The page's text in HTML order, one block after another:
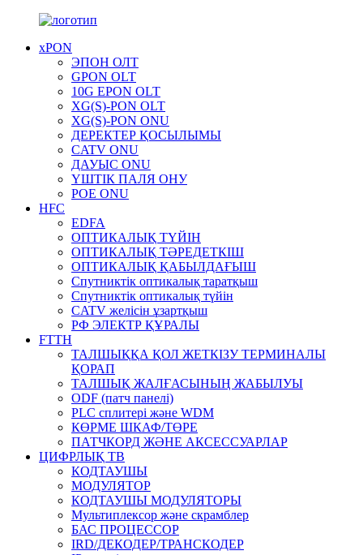
xPON
ЭПОН ОЛТ
GPON OLT
10G EPON OLT
XG(S)-PON OLT
XG(S)-PON ONU
ДЕРЕКТЕР ҚОСЫЛЫМЫ
CATV ONU
ДАУЫС ONU
ҮШТІК ПАЛЯ ОНУ
POE ONU
HFC
EDFA
ОПТИКАЛЫҚ ТҮЙІН
ОПТИКАЛЫҚ ТӘРЕДЕТКІШ
ОПТИКАЛЫҚ ҚАБЫЛДАҒЫШ
Спутниктік оптикалық таратқыш
Спутниктік оптикалық түйін
CATV желісін ұзартқыш
РФ ЭЛЕКТР ҚҰРАЛЫ
FTTH
ТАЛШЫҚҚА ҚОЛ ЖЕТКІЗУ ТЕРМИНАЛЫ
ҚОРАП
ТАЛШЫҚ ЖАЛҒАСЫНЫҢ ЖАБЫЛУЫ
ODF (патч панелі)
PLC сплитері және WDM
КӨРМЕ ШКАФ/ТӨРЕ
ПАТЧКОРД ЖӘНЕ АКСЕССУАРЛАР
ЦИФРЛЫҚ ТВ
КОДТАУШЫ
МОДУЛЯТОР
КОДТАУШЫ МОДУЛЯТОРЫ
Мультиплексор және скрамблер
БАС ПРОЦЕССОР
IRD/ДЕКОДЕР/ТРАНСКОДЕР